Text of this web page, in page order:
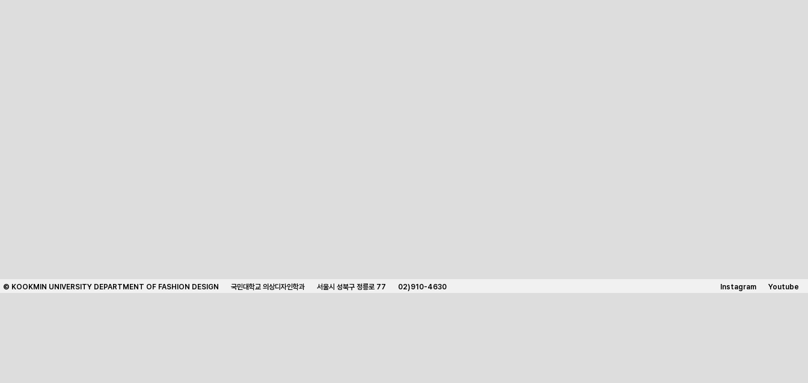
© KOOKMIN UNIVERSITY DEPARTMENT OF FASHION DESIGN 국민대학교 의상디자인학과 서울시 성북구 정릉로 77 02)910-4630 Instagram Youtube